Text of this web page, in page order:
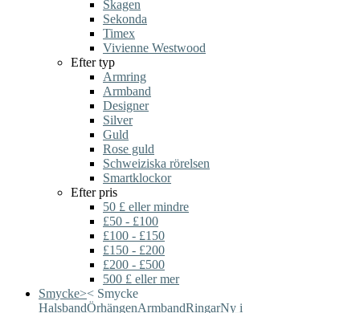
Skagen
Sekonda
Timex
Vivienne Westwood
Efter typ
Armring
Armband
Designer
Silver
Guld
Rose guld
Schweiziska rörelsen
Smartklockor
Efter pris
50 £ eller mindre
£50 - £100
£100 - £150
£150 - £200
£200 - £500
500 £ eller mer
Smycke>< Smycke
HalsbandÖrhängenArmbandRingarNy i